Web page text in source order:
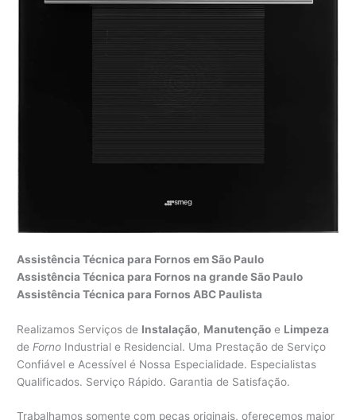
Assistência Técnica para Fornos em São Paulo
Assistência Técnica para Fornos na grande São Paulo
Assistência Técnica para Fornos ABC Paulista
Realizamos Serviços de Instalação, Manutenção e Limpeza
de Forno Industrial e Residencial. Uma Prestação de Serviço
Confiável e Acessível é Nossa Especialidade. Especialistas
Qualificados. Serviço Rápido. Garantia de Satisfação.
Trabalhamos somente com peças originais, oferecemos maior